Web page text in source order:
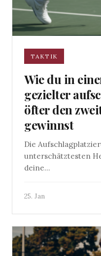
TAKTIK
Wie du in
gezielter
öfter den
gewinnst
Die
unterschätztesten
deine...
25. Jan